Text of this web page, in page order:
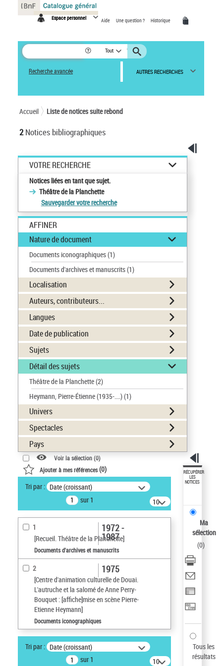
Espace personnel Aide Une question ? Historique
Tout
Recherche avancée AUTRES RECHERCHES
Accueil Liste de notices suite rebond
2Notices bibliographiques
VOTRE RECHERCHE
Notices liées en tant que sujet.
Théâtre de la Planchette
Sauvegarder votre recherche
AFFINER
Nature de document
Documents iconographiques(1)
Documents d'archives et manuscrits(1)
Localisation
Auteurs, contributeurs...
Langues
Date de publication
Sujets
Détail des sujets
Théâtre de la Planchette(2)
Heymann, Pierre-Étienne (1935-....)(1)
Univers
Spectacles
Pays
Voir la sélection (0)
Ajouter à mes références(0)
Tri par : Date (croissant)
sur 1
10
résultats/page
1
[Recueil. Théâtre de la Planchette]
1972 -
1987
Documents d'archives et manuscrits
2
[Centre d'animation culturelle de Douai.
L'autruche et la salomé de Anne Perry-
Bouquet : [affiche]mise en scène Pierre-
Etienne Heymann]
1975
Documents iconographiques
Tri par : Date (croissant)
sur 1
10
RÉCUPÉRER
LES
NOTICES
Ma
sélection
(0)
Tous les
résultats
Panneau de gestion des cookies